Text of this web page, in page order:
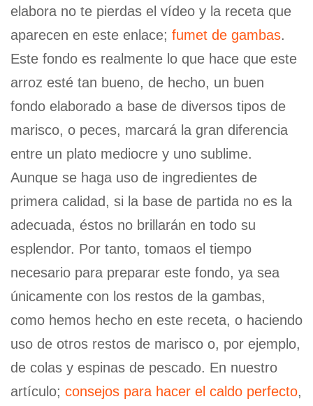
elabora no te pierdas el vídeo y la receta que
aparecen en este enlace; fumet de gambas.
Este fondo es realmente lo que hace que este
arroz esté tan bueno, de hecho, un buen
fondo elaborado a base de diversos tipos de
marisco, o peces, marcará la gran diferencia
entre un plato mediocre y uno sublime.
Aunque se haga uso de ingredientes de
primera calidad, si la base de partida no es la
adecuada, éstos no brillarán en todo su
esplendor. Por tanto, tomaos el tiempo
necesario para preparar este fondo, ya sea
únicamente con los restos de la gambas,
como hemos hecho en este receta, o haciendo
uso de otros restos de marisco o, por ejemplo,
de colas y espinas de pescado. En nuestro
artículo; consejos para hacer el caldo perfecto,